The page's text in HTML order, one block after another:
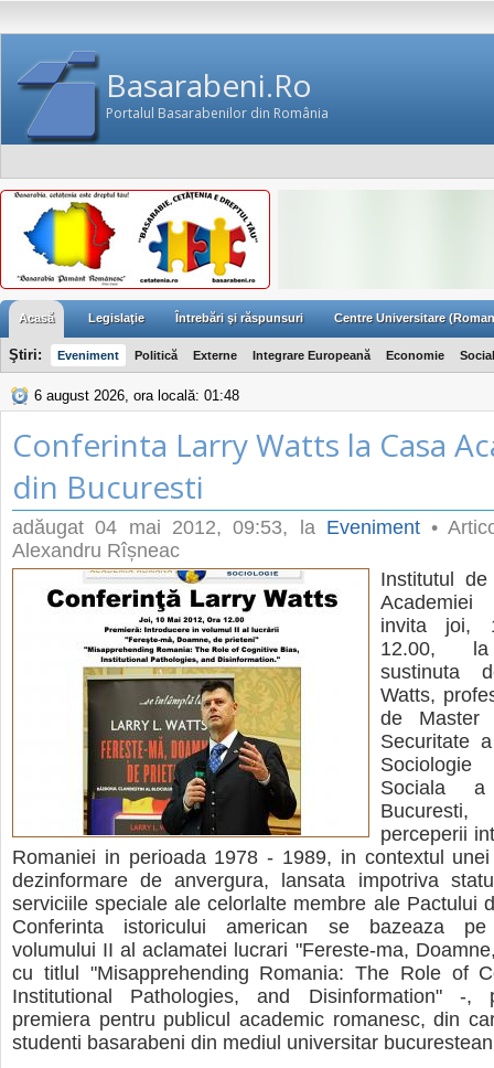
Basarabeni.Ro
Portalul Basarabenilor din România
Acasă Legislaţie Întrebări şi răspunsuri Centre Universitare
Ştiri: Eveniment Politică Externe Integrare Europeană Economie Social
6 august 2026, ora locală: 01:48
Conferinta Larry Watts la Casa
din Bucuresti
adăugat04 mai 2012, 09:53, la Eveniment•
Alexandru Rîșneac
Institutul
invita joi,
12.00, la
sustinuta
Watts,
de
Securitate
Sociala a
perceperii
Romaniei in perioada 1978 - 1989, in contextul
dezinformare de anvergura, lansata impotriva
serviciile speciale ale celorlalte membre ale Pactului
Conferinta istoricului american se bazeaza pe
volumului II al aclamatei lucrari "Fereste-ma,
cu titlul "Misapprehending Romania: The Role of
Institutional Pathologies, and Disinformation" -,
premiera pentru publicul academic romanesc, din
studenti basarabeni din mediul universitar